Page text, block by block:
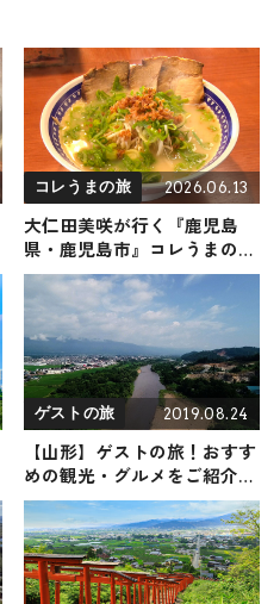
コレうまの旅 2026.06.13
大仁田美咲が行く『鹿児島
県・鹿児島市』コレうまの
旅！地元の人おすすめのご当
地名物グルメ3選 2026年6月13
日放送
ゲストの旅 2019.08.24
【山形】ゲストの旅！おすす
めの観光・グルメをご紹介
2019年8月24日放送